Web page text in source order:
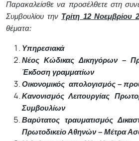
Παρακαλείσθε να προσέλθετε στη
Συμβουλίου την Τρίτη 12 Νοεμβρίου
θέματα:
Υπηρεσιακά
Νέος Κώδικας Δικηγόρων –
Έκδοση γραμματίων
Οικονομικός απολογισμός –
Κανονισμός Λειτουργίας
Συμβουλίων
Βαρύτατος τραυματισμός
Πρωτοδικείο Αθηνών – Μέτρα